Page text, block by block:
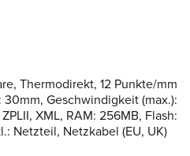
Thermodirekt, 12 Punkte/mm
Geschwindigkeit (max.):
XML, RAM: 256MB, Flash:
Netzteil, Netzkabel (EU, UK)